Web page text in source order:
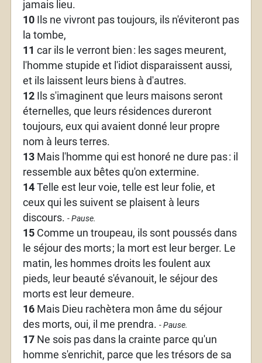
jamais lieu.
10Ils ne vivront pas toujours, ils n'éviteront pas
la tombe,
11 car ils le verront bien : les sages meurent,
l'homme stupide et l'idiot disparaissent aussi,
et ils laissent leurs biens à d'autres.
12Ils s'imaginent que leurs maisons seront
éternelles, que leurs résidences dureront
toujours, eux qui avaient donné leur propre
nom à leurs terres.
13Mais l'homme qui est honoré ne dure pas: il
ressemble aux bêtes qu'on extermine.
14Telle est leur voie, telle est leur folie, et
ceux qui les suivent se plaisent à leurs
discours. - Pause.
15Comme un troupeau, ils sont poussés dans
le séjour des morts; la mort est leur berger. Le
matin, les hommes droits les foulent aux
pieds, leur beauté s'évanouit, le séjour des
morts est leur demeure.
16Mais Dieu rachètera mon âme du séjour
des morts, oui, il me prendra. - Pause.
17Ne sois pas dans la crainte parce qu'un
homme s'enrichit, parce que les trésors de sa